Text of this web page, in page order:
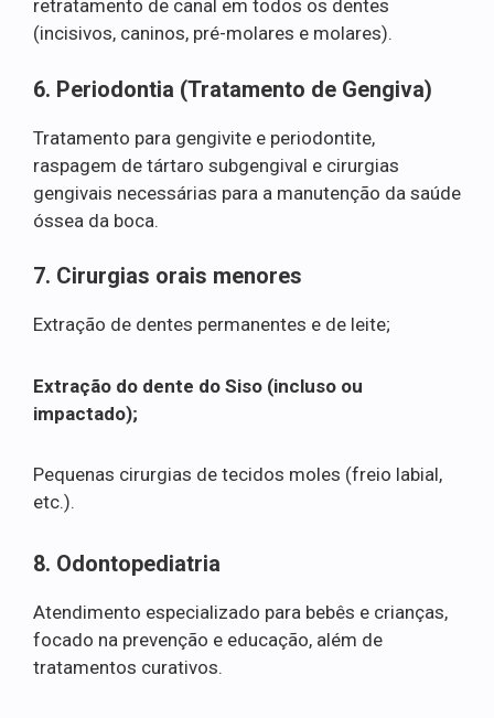
retratamento de canal em todos os dentes
(incisivos, caninos, pré-molares e molares).
6. Periodontia (Tratamento de Gengiva)
Tratamento para gengivite e periodontite,
raspagem de tártaro subgengival e cirurgias
gengivais necessárias para a manutenção da saúde
óssea da boca.
7. Cirurgias orais menores
Extração de dentes permanentes e de leite;
Extração do dente do Siso (incluso ou
impactado);
Pequenas cirurgias de tecidos moles (freio labial,
etc.).
8. Odontopediatria
Atendimento especializado para bebês e crianças,
focado na prevenção e educação, além de
tratamentos curativos.